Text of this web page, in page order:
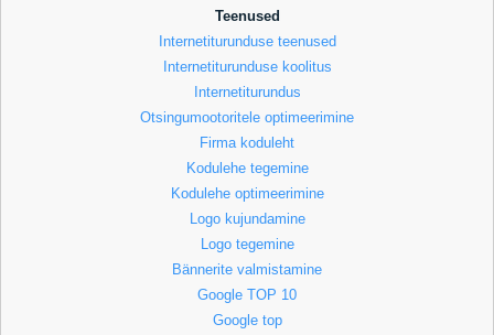
Teenused
Internetiturunduse teenused
Internetiturunduse koolitus
Internetiturundus
Otsingumootoritele optimeerimine
Firma koduleht
Kodulehe tegemine
Kodulehe optimeerimine
Logo kujundamine
Logo tegemine
Bännerite valmistamine
Google TOP 10
Google top